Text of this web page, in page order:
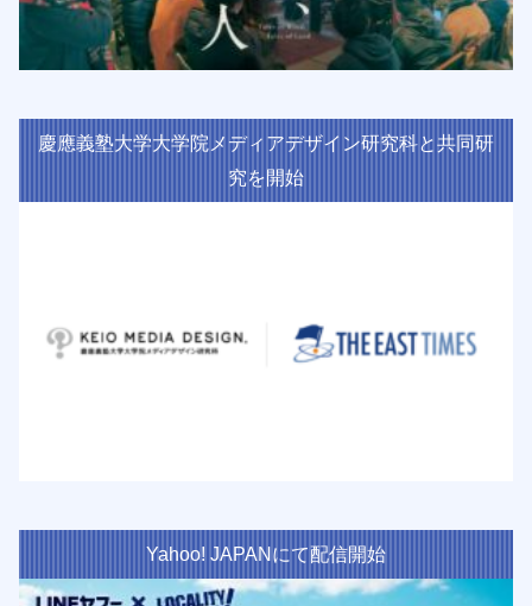
慶應義塾大学大学院メディアデザイン研究科と共同研
究を開始
Yahoo! JAPANにて配信開始